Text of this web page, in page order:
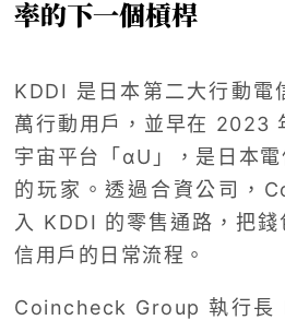
率的下一個槓桿
KDDI 是日本第二大行動電
萬行動用戶，並早在 2023
宇宙平台「αU」，是日本
的玩家。透過合資公司，
入 KDDI 的零售通路，把錢
信用戶的日常流程。
Coincheck Group 執行長